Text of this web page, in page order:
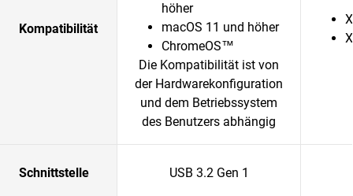
Kompatibilität
höher
macOS 11 und höher
ChromeOS™
Die Kompatibilität ist von
der Hardwarekonfiguration
und dem Betriebssystem
des Benutzers abhängig
Schnittstelle USB 3.2 Gen 1